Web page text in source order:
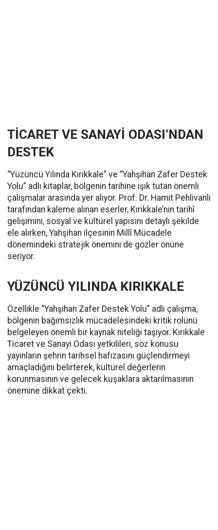
TİCARET VE SANAYİ ODASI’NDAN
DESTEK
“Yüzüncü Yılında Kırıkkale” ve “Yahşihan Zafer Destek
Yolu” adlı kitaplar, bölgenin tarihine ışık tutan önemli
çalışmalar arasında yer alıyor. Prof. Dr. Hamit Pehlivanlı
tarafından kaleme alınan eserler, Kırıkkale’nin tarihî
gelişimini, sosyal ve kültürel yapısını detaylı şekilde
ele alırken, Yahşihan ilçesinin Millî Mücadele
dönemindeki stratejik önemini de gözler önüne
seriyor.
YÜZÜNCÜ YILINDA KIRIKKALE
Özellikle “Yahşihan Zafer Destek Yolu” adlı çalışma,
bölgenin bağımsızlık mücadelesindeki kritik rolünü
belgeleyen önemli bir kaynak niteliği taşıyor. Kırıkkale
Ticaret ve Sanayi Odası yetkilileri, söz konusu
yayınların şehrin tarihsel hafızasını güçlendirmeyi
amaçladığını belirterek, kültürel değerlerin
korunmasının ve gelecek kuşaklara aktarılmasının
önemine dikkat çekti.